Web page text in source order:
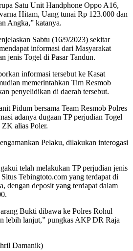
Satu Unit Handphone Oppo A16,
Hitam, Uang tunai Rp 123.000 dan
Angka,” katanya.
Sabtu (16/9/2023) sekitar
informasi dari Masyarakat
jenis Togel di Pasar Tandun.
informasi tersebut ke Kasat
memerintahkan Tim Resmob
penyelidikan di daerah tersebut.
Pidum bersama Team Resmob Polres
adanya dugaan TP perjudian Togel
alias Poler.
Pelaku, dilakukan interogasi
telah melakukan TP perjudian jenis
Tebingtoto.com yang terdapat di
dengan deposit yang terdapat dalam
Bukti dibawa ke Polres Rohul
lebih lanjut,” pungkas AKP DR Raja
Damanik)